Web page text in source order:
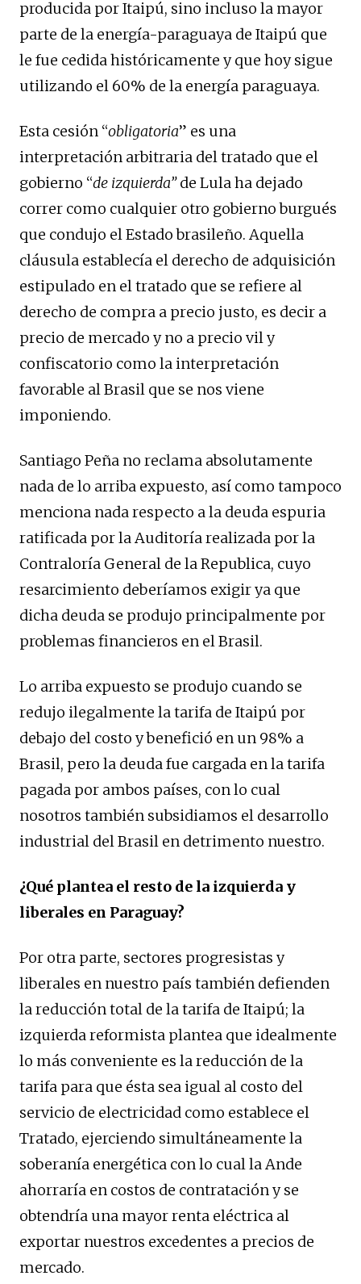
producida por Itaipú, sino incluso la mayor
parte de la energía-paraguaya de Itaipú que
le fue cedida históricamente y que hoy sigue
utilizando el 60% de la energía paraguaya.
Esta cesión “obligatoria” es una
interpretación arbitraria del tratado que el
gobierno “de izquierda”de Lula ha dejado
correr como cualquier otro gobierno burgués
que condujo el Estado brasileño. Aquella
cláusula establecía el derecho de adquisición
estipulado en el tratado que se refiere al
derecho de compra a precio justo, es decir a
precio de mercado y no a precio vil y
confiscatorio como la interpretación
favorable al Brasil que se nos viene
imponiendo.
Santiago Peña no reclama absolutamente
nada de lo arriba expuesto, así como tampoco
menciona nada respecto a la deuda espuria
ratificada por la Auditoría realizada por la
Contraloría General de la Republica, cuyo
resarcimiento deberíamos exigir ya que
dicha deuda se produjo principalmente por
problemas financieros en el Brasil.
Lo arriba expuesto se produjo cuando se
redujo ilegalmente la tarifa de Itaipú por
debajo del costo y benefició en un 98% a
Brasil, pero la deuda fue cargada en la tarifa
pagada por ambos países, con lo cual
nosotros también subsidiamos el desarrollo
industrial del Brasil en detrimento nuestro.
¿Qué plantea el resto de la izquierda y
liberales en Paraguay?
Por otra parte, sectores progresistas y
liberales en nuestro país también defienden
la reducción total de la tarifa de Itaipú; la
izquierda reformista plantea que idealmente
lo más conveniente es la reducción de la
tarifa para que ésta sea igual al costo del
servicio de electricidad como establece el
Tratado, ejerciendo simultáneamente la
soberanía energética con lo cual la Ande
ahorraría en costos de contratación y se
obtendría una mayor renta eléctrica al
exportar nuestros excedentes a precios de
mercado.